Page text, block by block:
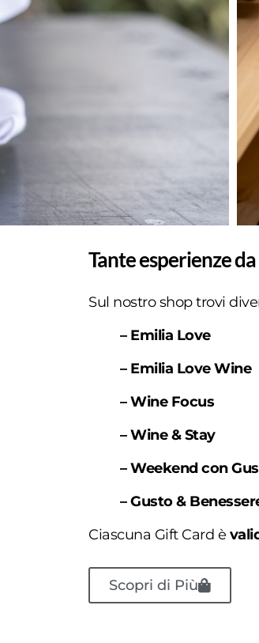
Tante esperienze
Sul nostro shop trovi
– Emilia Love
– Emilia Love Wine
–Wine Focus
–Wine & Stay
–Weekend con
–Gusto &
Ciascuna Gift Card è
Scopri di Più